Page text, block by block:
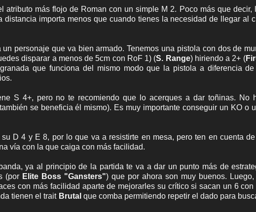
atributo más flojo de Roman con un simple M 2. Poco más que decir,
importa menos que cuando tienes la necesidad de llegar al
personaje que va bien armado. Tenemos una pistola con dos de
disparar a menos de 5cm con RoF 1) (S. Range) hiriendo a 2+ (
que funciona del mismo modo que la pistola a diferencia
S 4+, pero no te recomiendo que lo acerques a dar toñinas. No
se beneficia él mismo). Es muy importante conseguir un KO o
D 4 y E 8, por lo que va a resistirte en mesa, pero ten en cuenta
vía con la que caiga con más facilidad.
ya al principio de la partida te va a dar un punto más de
(por Elite Boss "Gansters") que por ahora son muy buenos. Luego,
con más facilidad aparte de mejorarles su crítico si sacan un 6
tienen el trait Brutal que comba permitiendo repetir el dado para